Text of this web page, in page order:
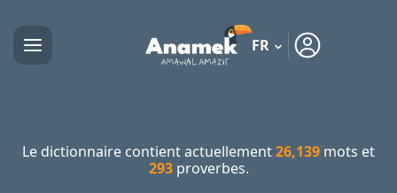
FR
Le dictionnaire contient actuellement26,139 mots et
293proverbes.